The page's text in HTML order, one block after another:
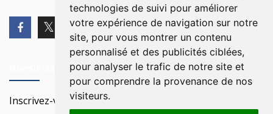
technologies de suivi pour améliorer
votre expérience de navigation sur notre
site, pour vous montrer un contenu
personnalisé et des publicités ciblées,
pour analyser le trafic de notre site et
pour comprendre la provenance de nos
visiteurs.
Inscrivez-vous à notre Newsletter